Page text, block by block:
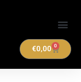
€0,00 0